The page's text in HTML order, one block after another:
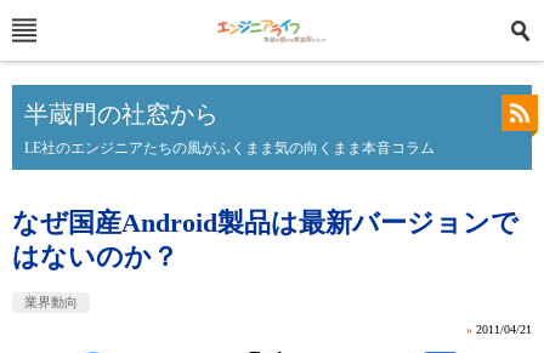
半蔵門の社窓から
LE社のエンジニアたちの風がふくまま気の向くまま本音コラム
なぜ国産Android製品は最新バージョンで
はないのか？
業界動向
» 2011/04/21